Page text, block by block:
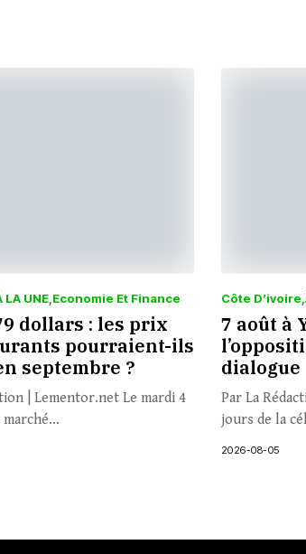
LA UNE Economie Et Finance
dollars : les prix
pourraient-ils
septembre ?
| Lementor.net Le mardi 4
Côte D’ivoire
7 août à
dialogue
Par La
jours de la
2026-08-05